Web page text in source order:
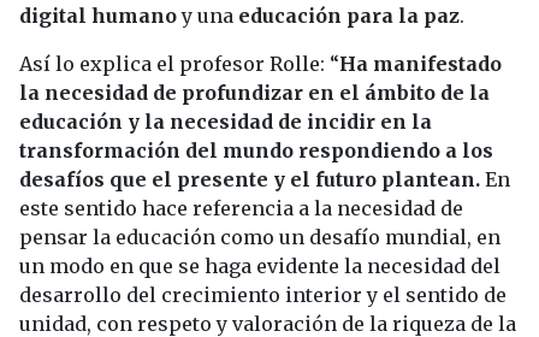
digital humanoy una educación para la paz.
Así lo explica el profesor Rolle: “Ha manifestado
la necesidad de profundizar en el ámbito de la
educación y la necesidad de incidir en la
transformación del mundo respondiendo a los
desafíos que el presente y el futuro plantean. En
este sentido hace referencia a la necesidad de
pensar la educación como un desafío mundial, en
un modo en que se haga evidente la necesidad del
desarrollo del crecimiento interior y el sentido de
unidad, con respeto y valoración de la riqueza de la